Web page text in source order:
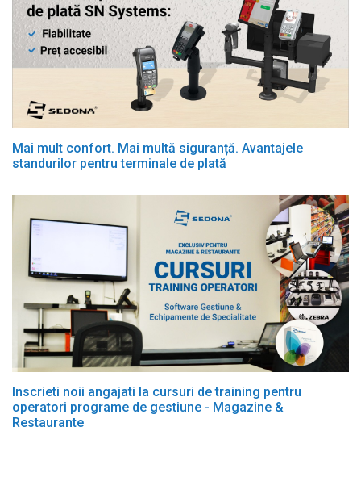
Mai mult confort. Mai multă siguranță. Avantajele
standurilor pentru terminale de plată
Inscrieti noii angajati la cursuri de training pentru
operatori programe de gestiune - Magazine &
Restaurante